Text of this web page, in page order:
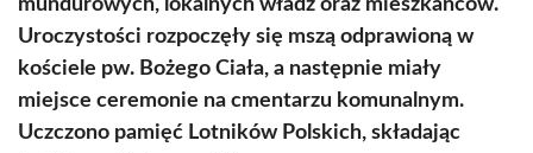
mundurowych, lokalnych władz oraz mieszkańców.
Uroczystości rozpoczęły się mszą odprawioną w
kościele pw. Bożego Ciała, a następnie miały
miejsce ceremonie na cmentarzu komunalnym.
Uczczono pamięć Lotników Polskich, składając